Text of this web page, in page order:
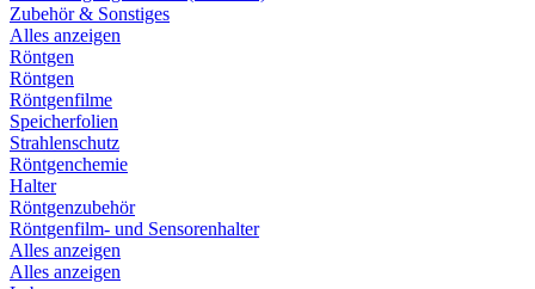
Zubehör & Sonstiges
Alles anzeigen
Röntgen
Röntgen
Röntgenfilme
Speicherfolien
Strahlenschutz
Röntgenchemie
Halter
Röntgenzubehör
Röntgenfilm- und Sensorenhalter
Alles anzeigen
Alles anzeigen